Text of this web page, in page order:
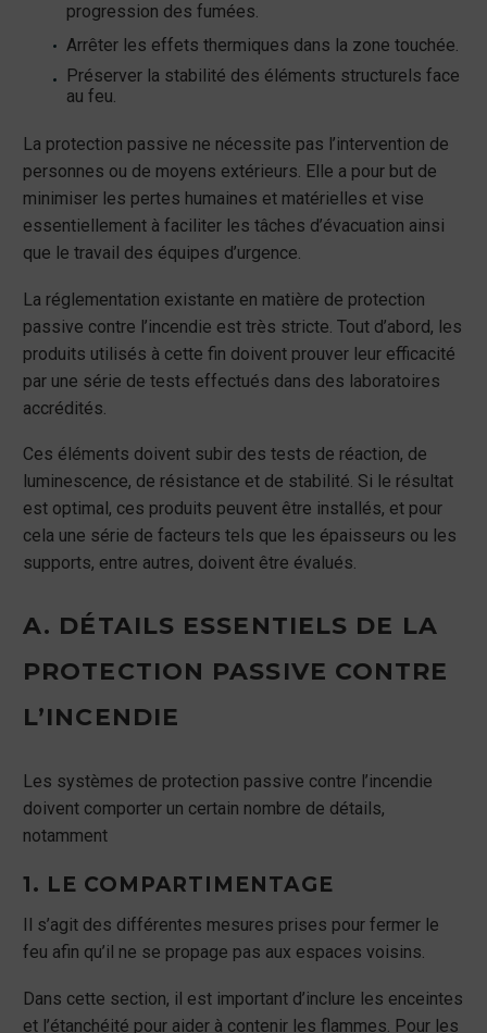
progression des fumées.
Arrêter les effets thermiques dans la zone touchée.
Préserver la stabilité des éléments structurels face
au feu.
La protection passive ne nécessite pas l’intervention de
personnes ou de moyens extérieurs. Elle a pour but de
minimiser les pertes humaines et matérielles et vise
essentiellement à faciliter les tâches d’évacuation ainsi
que le travail des équipes d’urgence.
La réglementation existante en matière de protection
passive contre l’incendie est très stricte. Tout d’abord, les
produits utilisés à cette fin doivent prouver leur efficacité
par une série de tests effectués dans des laboratoires
accrédités.
Ces éléments doivent subir des tests de réaction, de
luminescence, de résistance et de stabilité. Si le résultat
est optimal, ces produits peuvent être installés, et pour
cela une série de facteurs tels que les épaisseurs ou les
supports, entre autres, doivent être évalués.
A. DÉTAILS ESSENTIELS DE LA
PROTECTION PASSIVE CONTRE
L’INCENDIE
Les systèmes de protection passive contre l’incendie
doivent comporter un certain nombre de détails,
notamment
1. LE COMPARTIMENTAGE
Il s’agit des différentes mesures prises pour fermer le
feu afin qu’il ne se propage pas aux espaces voisins.
Dans cette section, il est important d’inclure les enceintes
et l’étanchéité pour aider à contenir les flammes. Pour les